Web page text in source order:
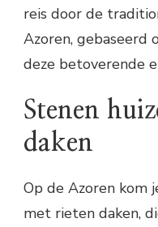
reis door de
Azoren, gebaseerd
deze betoverende
Stenen
daken
Op de Azoren kom
met rieten daken,